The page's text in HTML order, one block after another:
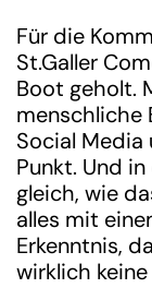
Für die
St.Galler
Boot geholt.
menschliche
Social Media
Punkt. Und
gleich, wie
alles mit
Erkenntnis,
wirklich